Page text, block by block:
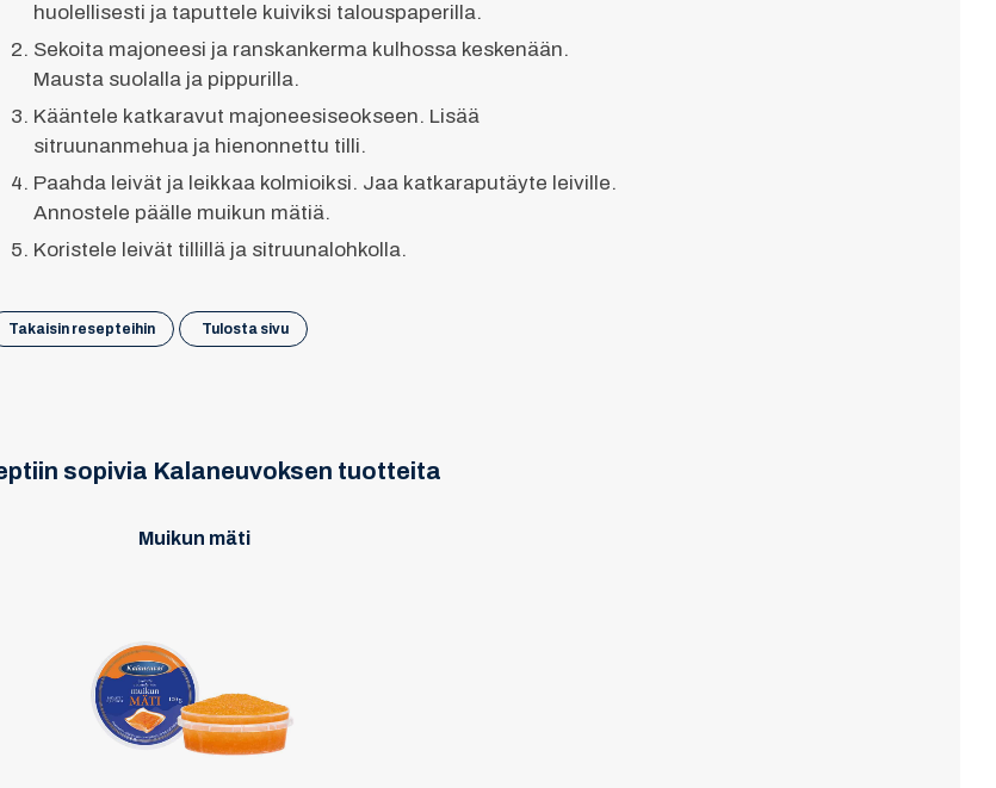
huolellisesti ja taputtele kuiviksi talouspaperilla.
Sekoita majoneesi ja ranskankerma kulhossa keskenään.
Mausta suolalla ja pippurilla.
Kääntele katkaravut majoneesiseokseen. Lisää
sitruunanmehua ja hienonnettu tilli.
Paahda leivät ja leikkaa kolmioiksi. Jaa katkaraputäyte leiville.
Annostele päälle muikun mätiä.
Koristele leivät tillillä ja sitruunalohkolla.
Takaisin resepteihin Tulosta sivu
sopivia Kalaneuvoksen tuotteita
Muikun mäti